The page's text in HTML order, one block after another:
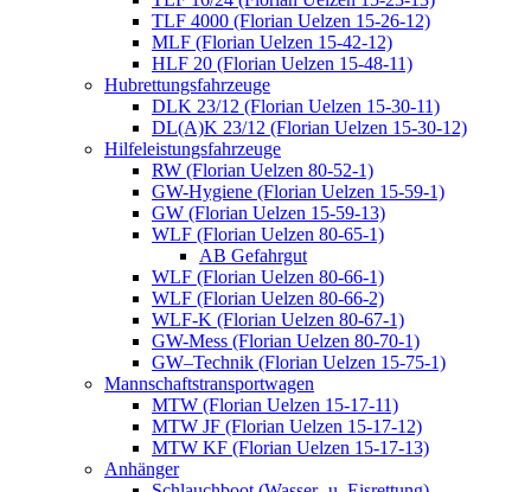
TLF 4000 (Florian Uelzen 15-26-12)
MLF (Florian Uelzen 15-42-12)
HLF 20 (Florian Uelzen 15-48-11)
Hubrettungsfahrzeuge
DLK 23/12 (Florian Uelzen 15-30-11)
DL(A)K 23/12 (Florian Uelzen 15-30-12)
Hilfeleistungsfahrzeuge
RW (Florian Uelzen 80-52-1)
GW-Hygiene (Florian Uelzen 15-59-1)
GW (Florian Uelzen 15-59-13)
WLF (Florian Uelzen 80-65-1)
AB Gefahrgut
WLF (Florian Uelzen 80-66-1)
WLF (Florian Uelzen 80-66-2)
WLF-K (Florian Uelzen 80-67-1)
GW-Mess (Florian Uelzen 80-70-1)
GW–Technik (Florian Uelzen 15-75-1)
Mannschaftstransportwagen
MTW (Florian Uelzen 15-17-11)
MTW JF (Florian Uelzen 15-17-12)
MTW KF (Florian Uelzen 15-17-13)
Anhänger